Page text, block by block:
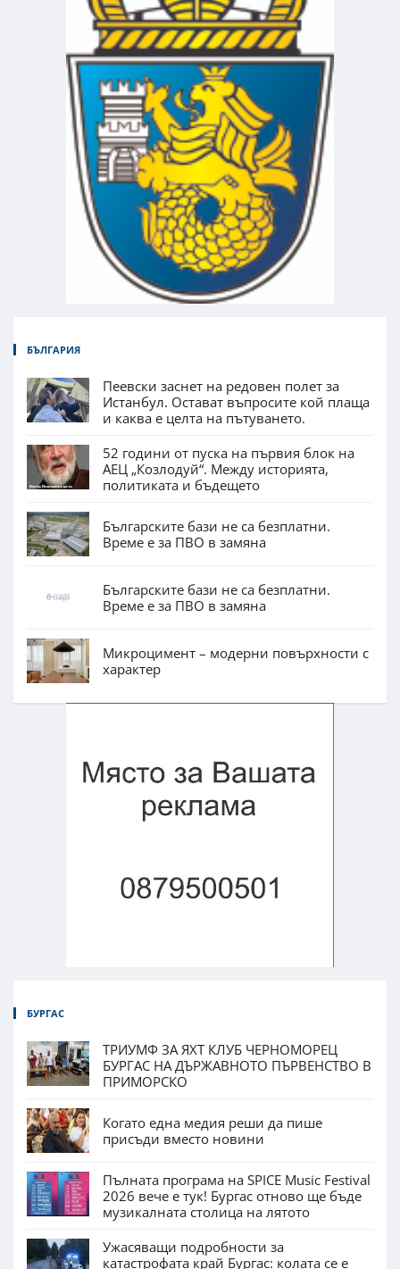
БЪЛГАРИЯ
Пеевски заснет на редовен полет за
Истанбул. Остават въпросите кой плаща
и каква е целта на пътуването.
52 години от пуска на първия блок на
АЕЦ „Козлодуй“. Между историята,
политиката и бъдещето
Българските бази не са безплатни.
Време е за ПВО в замяна
Българските бази не са безплатни.
Време е за ПВО в замяна
Микроцимент – модерни повърхности с
характер
БУРГАС
ТРИУМФ ЗА ЯХТ КЛУБ ЧЕРНОМОРЕЦ
БУРГАС НА ДЪРЖАВНОТО ПЪРВЕНСТВО В
ПРИМОРСКО
Когато една медия реши да пише
присъди вместо новини
Пълната програма на SPICE Music Festival
2026 вече е тук! Бургас отново ще бъде
музикалната столица на лятото
Ужасяващи подробности за
катастрофата край Бургас: колата се е